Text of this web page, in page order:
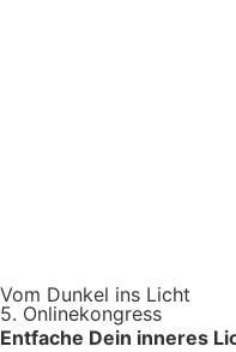
Vom Dunkel ins Licht
5. Onlinekongress
Entfache Dein inneres